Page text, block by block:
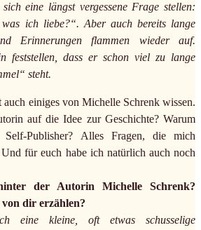
eine längst vergessene Frage stellen:
ich liebe?“. Aber auch bereits lange
Erinnerungen flammen wieder auf.
feststellen, dass er schon viel zu lange
steht.
einiges von Michelle Schrenk wissen.
auf die Idee zur Geschichte? Warum
Publisher? Alles Fragen, die mich
Und für euch habe ich natürlich auch noch
der Autorin Michelle Schrenk?
dir erzählen?
eine kleine, oft etwas schusselige